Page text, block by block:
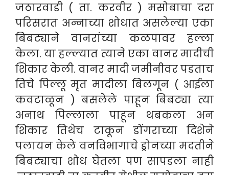
जठारवाडी ( ता. करवीर ) मसोबाचा दरा
परिसरात अन्नाच्या शोधात असलेल्या एका
बिबट्याने वानरांच्या कळपावर हल्ला
केला. या हल्ल्यात त्याने एका वानर मादीची
शिकार केली. वानर मादी जमीनीवर पडताच
तिचे पिल्लू मृत मादीला बिलगून ( आईला
कवटाळून ) बसलेले पाहून बिबट्या त्या
अनाथ पिल्लाला पाहून थबकला अन
शिकार तिथेच टाकून डोंगराच्या दिशेने
पलायन केले वनविभागाचे ड्रोनच्या मदतीने
बिबट्याचा शोध घेतला पण सापडला नाही